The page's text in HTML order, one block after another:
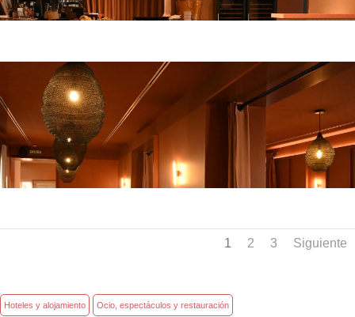
1 2 3 Siguiente
Hoteles y alojamiento Ocio, espectáculos y restauración